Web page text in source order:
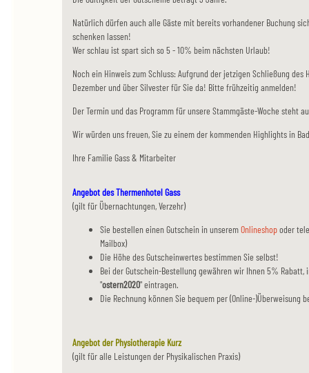
Natürlich dürfen auch alle Gäste mit bereits vorhandener Buchung
schenken lassen!
Wer schlau ist spart sich so 5 - 10% beim nächsten Urlaub!
Noch ein Hinweis zum Schluss: Aufgrund der jetzigen Schließung des
Dezember und über Silvester für Sie da! Bitte frühzeitig anmelden!
Der Termin und das Programm für unsere Stammgäste-Woche steht
Wir würden uns freuen, Sie zu einem der kommenden Highlights in
Ihre Familie Gass & Mitarbeiter
Angebot des Thermenhotel Gass
(gilt für Übernachtungen, Verzehr)
Sie bestellen einen Gutschein in unseremOnlineshopoder
Mailbox)
Die Höhe des Gutscheinwertes bestimmen Sie selbst!
Bei der Gutschein-Bestellung gewähren wir Ihnen 5% Rabatt,
"ostern2020" eintragen.
Die Rechnung können Sie bequem per (Online-)Überweisung
Angebot der Physiotherapie Kurz
(gilt für alle Leistungen der Physikalischen Praxis)